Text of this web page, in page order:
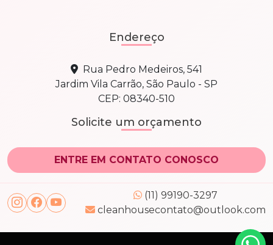
Endereço
Rua Pedro Medeiros, 541
Jardim Vila Carrão, São Paulo - SP
CEP: 08340-510
Solicite um orçamento
ENTRE EM CONTATO CONOSCO
(11) 99190-3297
cleanhousecontato@outlook.com